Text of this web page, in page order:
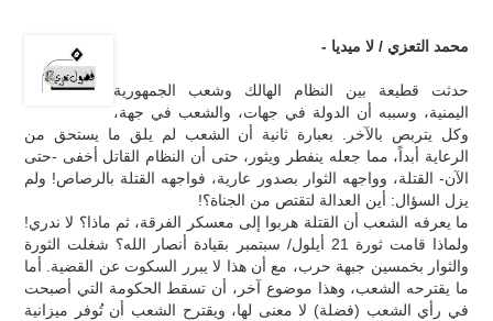
محمد التعزي / لا ميديا -
حدثت قطيعة بين النظام الهالك وشعب الجمهورية
اليمنية، وسببه أن الدولة في جهات، والشعب في جهة،
وكل يتربص بالآخر. بعبارة ثانية أن الشعب لم يلق ما يستحق من
الرعاية أبداً، مما جعله ينفطر ويثور، حتى أن النظام القاتل أخفى -حتى
الآن- القتلة، وواجهه الثوار بصدور عارية، فواجهه القتلة بالرصاص! ولم
يزل السؤال: أين العدالة لتقتص من الجناة؟!
ما يعرفه الشعب أن القتلة هربوا إلى معسكر الفرقة، ثم ماذا؟ لا ندري!
ولماذا قامت ثورة 21 أيلول/ سبتمبر بقيادة أنصار الله؟ شغلت الثورة
والثوار بخمسين جبهة حرب، مع أن هذا لا يبرر السكوت عن القضية. أما
ما يقترحه الشعب، وهذا موضوع آخر، أن تسقط الحكومة التي أصبحت
في رأي الشعب (فضلة) لا معنى لها، ويقترح الشعب أن تُوفر ميزانية